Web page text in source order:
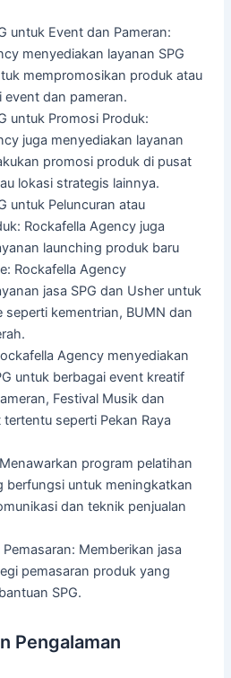
untuk Event dan Pameran:
menyediakan layanan SPG
mempromosikan produk atau
event dan pameran.
untuk Promosi Produk:
juga menyediakan layanan
promosi produk di pusat
lokasi strategis lainnya.
untuk Peluncuran atau
Rockafella Agency juga
launching produk baru
Rockafella Agency
jasa SPG dan Usher untuk
seperti kementrian, BUMN dan
Agency menyediakan
untuk berbagai event kreatif
Festival Musik dan
tertentu seperti Pekan Raya
program pelatihan
berfungsi untuk meningkatkan
dan teknik penjualan
Memberikan jasa
pemasaran produk yang
SPG.
Pengalaman